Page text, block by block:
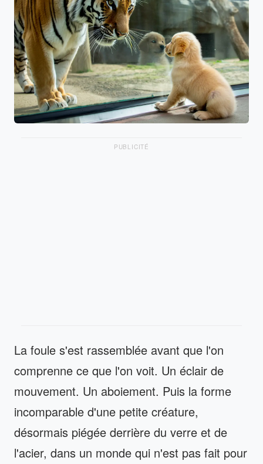
PUBLICITÉ
La foule s'est rassemblée avant que l'on
comprenne ce que l'on voit. Un éclair de
mouvement. Un aboiement. Puis la forme
incomparable d'une petite créature,
désormais piégée derrière du verre et de
l'acier, dans un monde qui n'est pas fait pour